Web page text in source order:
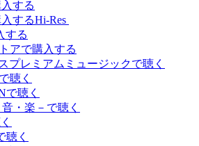
Hi-Res